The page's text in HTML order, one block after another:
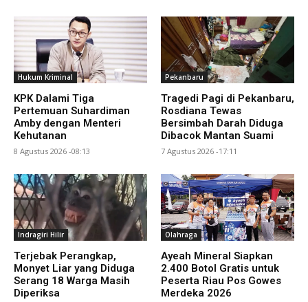
Hukum Kriminal
KPK Dalami Tiga
Pertemuan Suhardiman
Amby dengan Menteri
Kehutanan
8 Agustus 2026 -08:13
Pekanbaru
Tragedi Pagi di Pekanbaru,
Rosdiana Tewas
Bersimbah Darah Diduga
Dibacok Mantan Suami
7 Agustus 2026 -17:11
Indragiri Hilir
Terjebak Perangkap,
Monyet Liar yang Diduga
Serang 18 Warga Masih
Diperiksa
Olahraga
Ayeah Mineral Siapkan
2.400 Botol Gratis untuk
Peserta Riau Pos Gowes
Merdeka 2026